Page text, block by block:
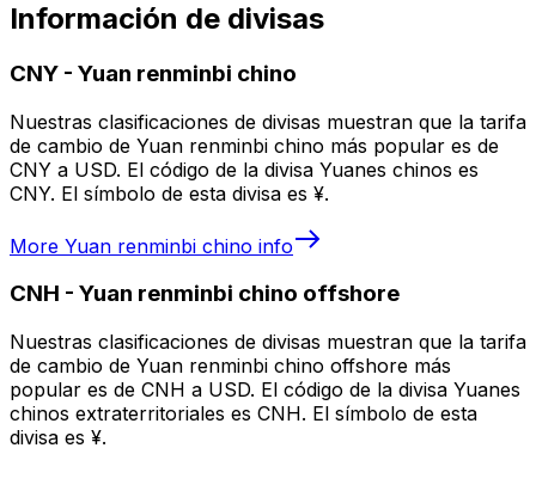
Información de divisas
CNY - Yuan renminbi chino
Nuestras clasificaciones de divisas muestran que la tarifa
de cambio de Yuan renminbi chino más popular es de
CNY a USD. El código de la divisa Yuanes chinos es
CNY. El símbolo de esta divisa es ¥.
More Yuan renminbi chino info
CNH - Yuan renminbi chino offshore
Nuestras clasificaciones de divisas muestran que la tarifa
de cambio de Yuan renminbi chino offshore más
popular es de CNH a USD. El código de la divisa Yuanes
chinos extraterritoriales es CNH. El símbolo de esta
divisa es ¥.